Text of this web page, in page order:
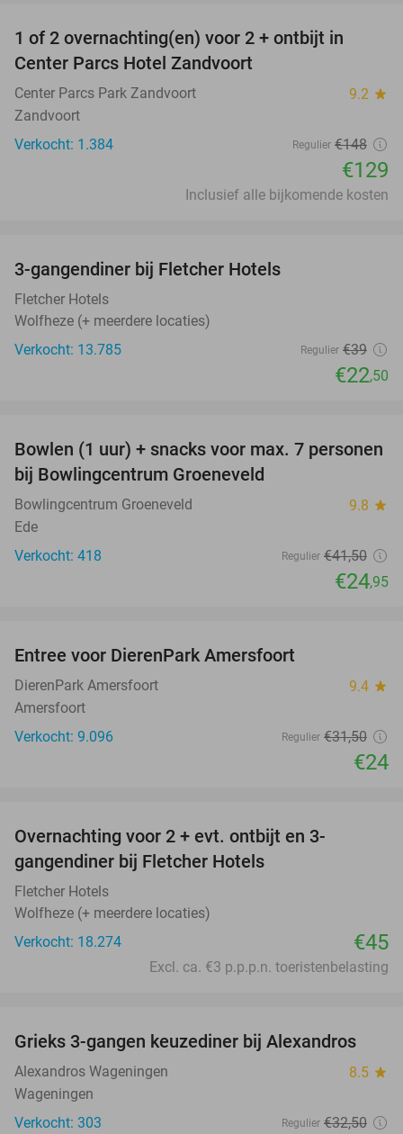
1 of 2 overnachting(en) voor 2 + ontbijt in
Center Parcs Hotel Zandvoort
Center Parcs Park Zandvoort 9.2 star
Zandvoort
Verkocht: 1.384
Regulier €148
€129
Inclusief alle bijkomende kosten
3-gangendiner bij Fletcher Hotels
Fletcher Hotels
Wolfheze (+ meerdere locaties)
Verkocht: 13.785
Regulier €39
€22,50
40%
Bowlen (1 uur) + snacks voor max. 7 personen
bij Bowlingcentrum Groeneveld
Bowlingcentrum Groeneveld 9.8 star
Ede
Verkocht: 418
Regulier €41,50
€24,95
Entree voor DierenPark Amersfoort
DierenPark Amersfoort 9.4 star
Amersfoort
Verkocht: 9.096
Regulier €31,50
€24
Overnachting voor 2 + evt. ontbijt en 3-
gangendiner bij Fletcher Hotels
Fletcher Hotels
Wolfheze (+ meerdere locaties)
Verkocht: 18.274
€45
Excl. ca. €3 p.p.p.n. toeristenbelasting
31%
Grieks 3-gangen keuzediner bij Alexandros
Alexandros Wageningen 8.5 star
Wageningen
Verkocht: 303
Regulier €32,50